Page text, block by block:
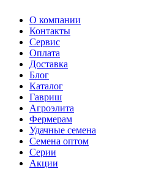
О компании
Контакты
Сервис
Оплата
Доставка
Блог
Каталог
Гавриш
Агроэлита
Фермерам
Удачные семена
Семена оптом
Серии
Акции